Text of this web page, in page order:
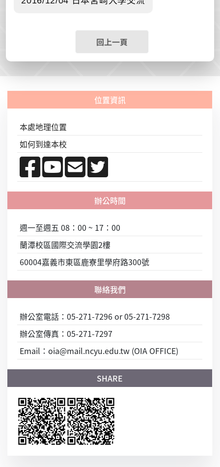
回上一頁
本處地理位置
如何到達本校
週一至週五 08：00 ~ 17：00
蘭潭校區國際交流學園2樓
60004嘉義市東區鹿寮里學府路300號
辦公室電話：05-271-7296 or 05-271-7298
辦公室傳真：05-271-7297
Email：oia@mail.ncyu.edu.tw (OIA OFFICE)